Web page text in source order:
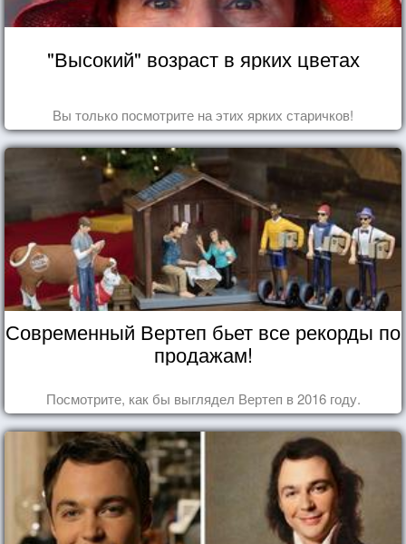
"Высокий" возраст в ярких цветах
Вы только посмотрите на этих ярких старичков!
Современный Вертеп бьет все рекорды по
продажам!
Посмотрите, как бы выглядел Вертеп в 2016 году.